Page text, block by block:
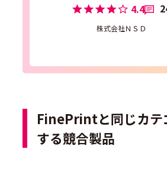
4.4
株式会社ＮＳＤ
FinePrintと同じカテ
する競合製品